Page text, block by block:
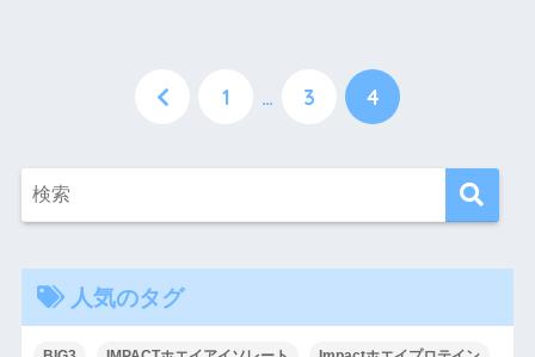
1 … 3 4
人気のタグ